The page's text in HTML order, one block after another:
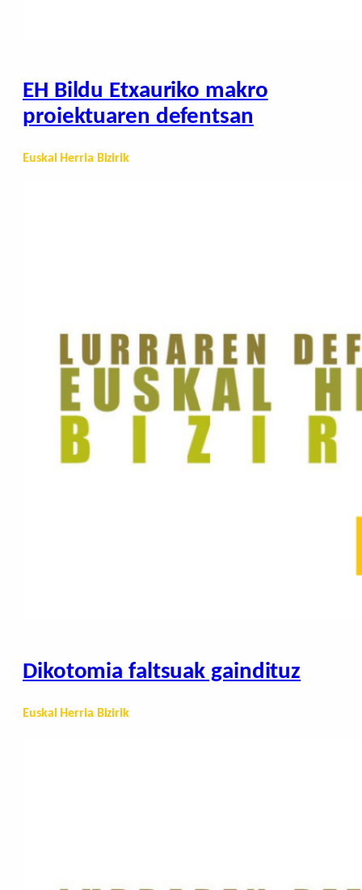
EH Bildu Etxauriko makro
proiektuaren defentsan
Euskal Herria Bizirik
Dikotomia faltsuak gaindituz
Euskal Herria Bizirik